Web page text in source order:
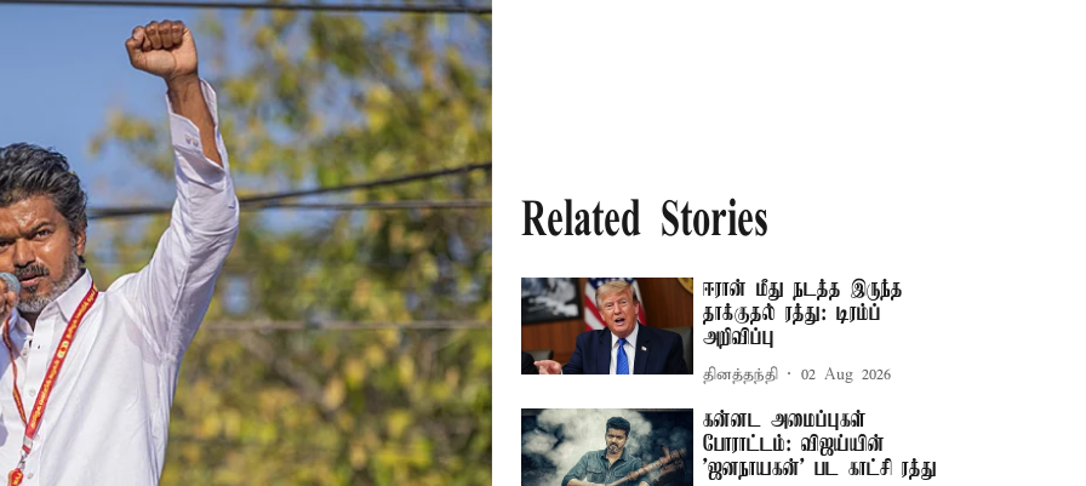
Related Stories
ஈரான் மீது நடத்த இருந்த
தாக்குதல் ரத்து: டிரம்ப்
அறிவிப்பு
தினத்தந்தி 02 Aug 2026
கன்னட அமைப்புகள்
போராட்டம்: விஜய்யின்
'ஜனநாயகன்' பட காட்சி ரத்து